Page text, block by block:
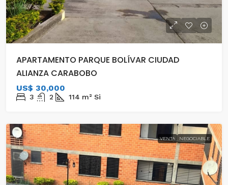
APARTAMENTO PARQUE BOLÍVAR CIUDAD
ALIANZA CARABOBO
US$ 30,000
3 2 114 m² Si
VENTA NEGOCIABLE